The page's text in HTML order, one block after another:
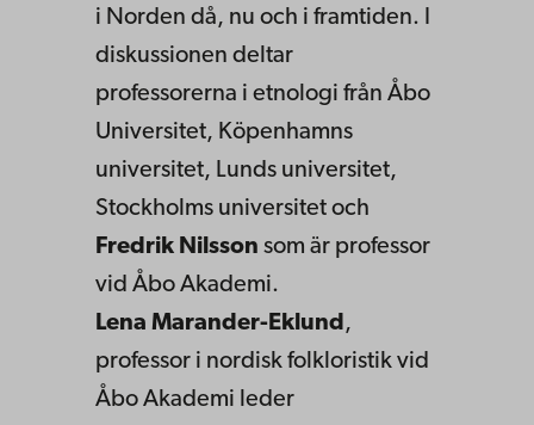
i Norden då, nu och i framtiden. I
diskussionen deltar
professorerna i etnologi från Åbo
Universitet, Köpenhamns
universitet, Lunds universitet,
Stockholms universitet och
Fredrik Nilsson som är professor
vid Åbo Akademi.
Lena Marander-Eklund,
professor i nordisk folkloristik vid
Åbo Akademi leder